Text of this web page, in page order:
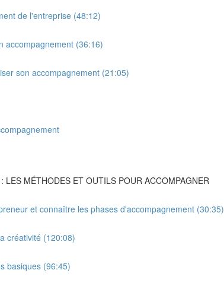
de l'entreprise (48:12)
accompagnement (36:16)
son accompagnement (21:05)
LES MÉTHODES ET OUTILS POUR ACCOMPAGNER
et connaître les phases d'accompagnement (30:35)
créativité (120:08)
basiques (96:45)